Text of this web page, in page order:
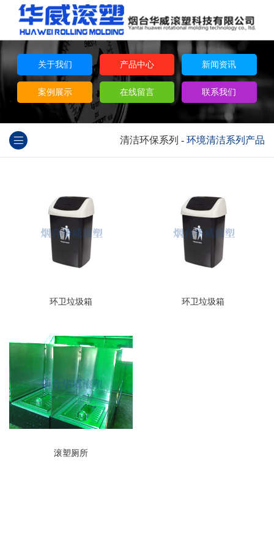
关于我们 产品中心 新闻资讯
案例展示 在线留言 联系我们
清洁环保系列 - 环境清洁系列产品
环卫垃圾箱 环卫垃圾箱
滚塑厕所